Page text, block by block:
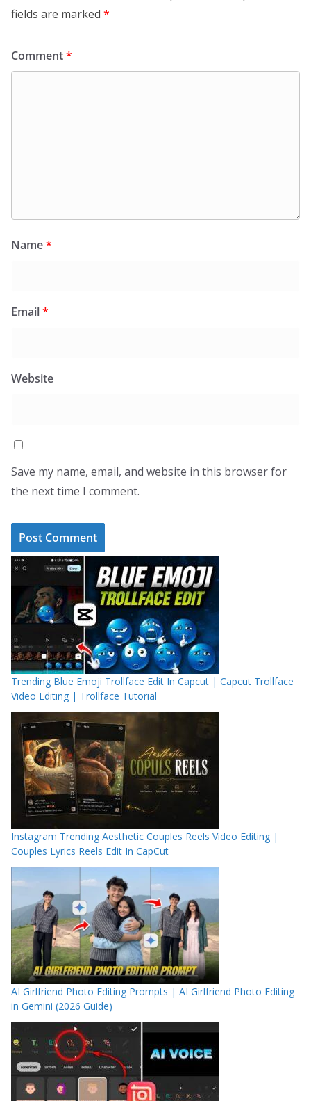
fields are marked *
Comment*
Name*
Email*
Website
Save my name, email, and website in this browser for
the next time I comment.
Trending Blue Emoji Trollface Edit In Capcut | Capcut Trollface
Video Editing | Trollface Tutorial
Instagram Trending Aesthetic Couples Reels Video Editing |
Couples Lyrics Reels Edit In CapCut
AI Girlfriend Photo Editing Prompts | AI Girlfriend Photo Editing
in Gemini (2026 Guide)